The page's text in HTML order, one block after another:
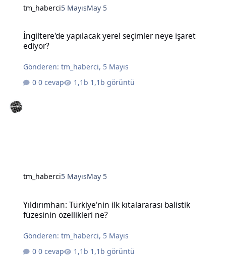
tm_haberci5 MayısMay 5
İngiltere'de yapılacak yerel seçimler neye işaret
ediyor?
Gönderen:tm_haberci, 5 Mayıs
0 cevap
1,1b görüntü
tm_haberci5 MayısMay 5
Yıldırımhan: Türkiye'nin ilk kıtalararası balistik
füzesinin özellikleri ne?
Gönderen:tm_haberci, 5 Mayıs
0 cevap
1,1b görüntü